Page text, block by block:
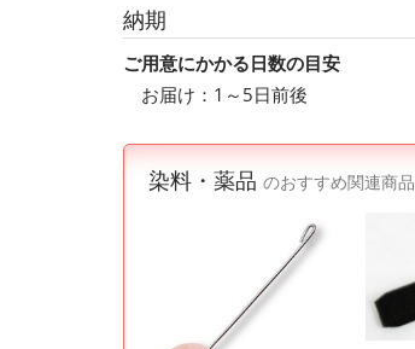
納期
ご用意にかかる日数の目安
お届け：1～5日前後
染料・薬品 のおすすめ関連商品